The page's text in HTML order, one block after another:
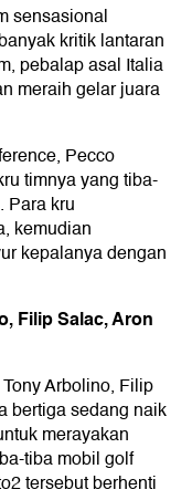
sensasional
kritik lantaran
pebalap asal Italia
meraih gelar juara
Pecco
timnya yang tiba-
Para kru
kemudian
kepalanya dengan
Filip Salac, Aron
Arbolino, Filip
bertiga sedang naik
merayakan
tiba mobil golf
tersebut berhenti